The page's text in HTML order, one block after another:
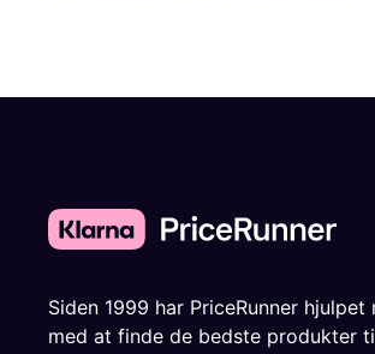
Siden 1999 har PriceRunner
med at finde de bedste produkter